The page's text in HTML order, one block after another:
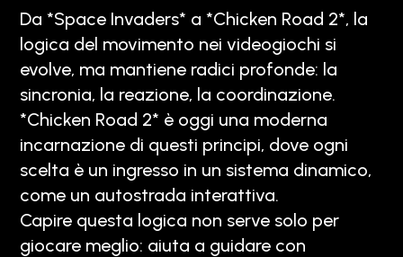
Da *Space Invaders* a *Chicken Road 2*, la
logica del movimento nei videogiochi si
evolve, ma mantiene radici profonde: la
sincronia, la reazione, la coordinazione.
*Chicken Road 2* è oggi una moderna
incarnazione di questi principi, dove ogni
scelta è un ingresso in un sistema dinamico,
come un autostrada interattiva.
Capire questa logica non serve solo per
giocare meglio: aiuta a guidare con